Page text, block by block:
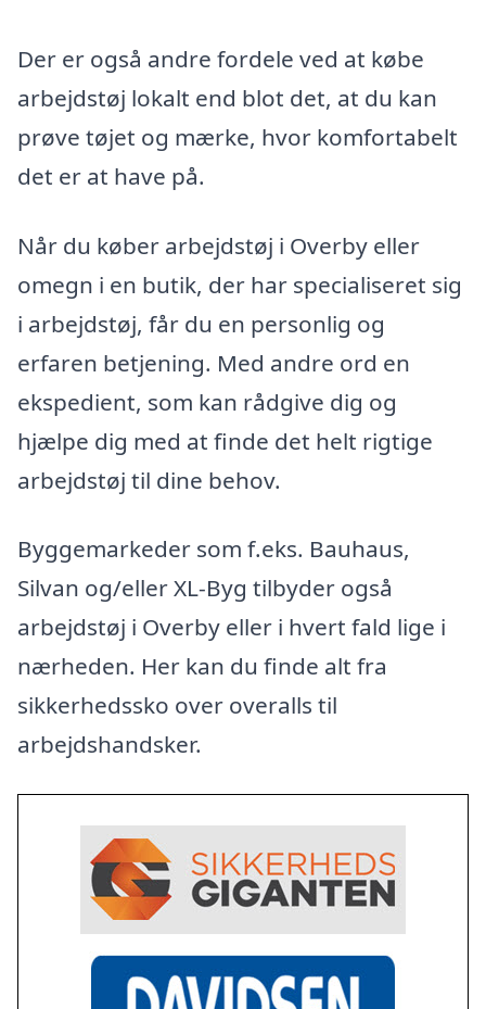
Der er også andre fordele ved at købe
arbejdstøj lokalt end blot det, at du kan
prøve tøjet og mærke, hvor komfortabelt
det er at have på.
Når du køber arbejdstøj i Overby eller
omegn i en butik, der har specialiseret sig
i arbejdstøj, får du en personlig og
erfaren betjening. Med andre ord en
ekspedient, som kan rådgive dig og
hjælpe dig med at finde det helt rigtige
arbejdstøj til dine behov.
Byggemarkeder som f.eks. Bauhaus,
Silvan og/eller XL-Byg tilbyder også
arbejdstøj i Overby eller i hvert fald lige i
nærheden. Her kan du finde alt fra
sikkerhedssko over overalls til
arbejdshandsker.